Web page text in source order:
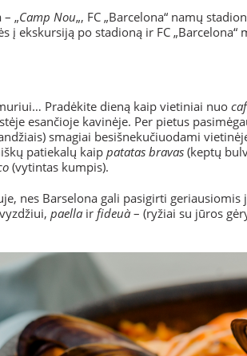
„Camp Nou„, FC „Barcelona“ namų
į ekskursiją po stadioną ir FC
Pradėkite dieną kaip vietiniai nuo
esančioje kavinėje. Per pietus
smagiai besišnekučiuodami
patiekalų kaippatatas bravas (keptų
(vytintas kumpis).
nes Barselona gali pasigirti
paella ir fideuà – (ryžiai su jūros